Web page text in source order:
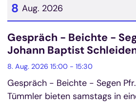
8 Aug. 2026
Datum: 8. August 2026
Gespräch - Beichte -
Johann Baptist
8. Aug. 2026 15:00 - 15:30
Gespräch - Beichte - Segen
Tümmler bieten samstags in